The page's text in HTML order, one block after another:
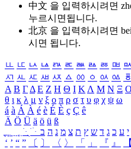
中文 을 입력하시려면
누르시면됩니다.
北京 을 입력하시려면
시면 됩니다.
ㅥ ㅦ ㅧ ㅨ ㅩ ㅪ ㅫ ㅬ ㅭ ㅮ ㅯ
ㅺ ㅻ ㅼ ㅽ ㅾ ㅿ ㆀ ㆁ ㆂ ㆃ ㆄ
Α Β ΓΔ Ε Ζ Η Θ Ι ΚΛ Μ Ν Ξ Ο
θ ι κ λ μ ν ξ ο π ρ σ τ υ φ χ ψ ω
á à Á À é è É È ç Ç ê
Ä Ö Ü ä ö ü ß
ִֶֹ ֻּ ׁׂ י ע כ ג ד ש ץ ת צ מ נ ה ב
‘ ’ “ ” 〔 〕 〈 〉 「 」 『 』 【